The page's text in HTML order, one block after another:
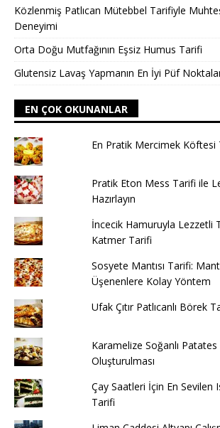
Közlenmiş Patlıcan Mütebbel Tarifiyle
Deneyimi
Orta Doğu Mutfağının Eşsiz Humus Tarifi
Glutensiz Lavaş Yapmanın En İyi Püf
EN ÇOK OKUNANLAR
En Pratik Mercimek Köftesi
Pratik Eton Mess Tarifi ile
Hazırlayın
İncecik Hamuruyla Lezzetli
Katmer Tarifi
Sosyete Mantısı Tarifi:
Üşenenlere Kolay Yöntem
Ufak Çıtır Patlıcanlı Börek
Karamelize Soğanlı Patates
Oluşturulması
Çay Saatleri İçin En Sevilen
Tarifi